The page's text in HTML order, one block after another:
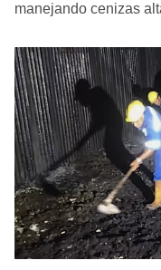
manejando cenizas